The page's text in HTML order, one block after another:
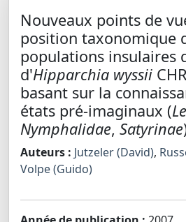
Nouveaux points de
position taxonomique
populations insulaires
d'Hipparchia wyssii
basant sur la
états pré-imaginaux (
Nymphalidae, Satyrinae
Auteurs : Jutzeler (David),
Volpe (Guido)